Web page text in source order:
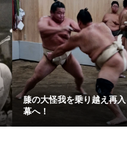
膝の大怪我を乗り越え再入
幕へ！